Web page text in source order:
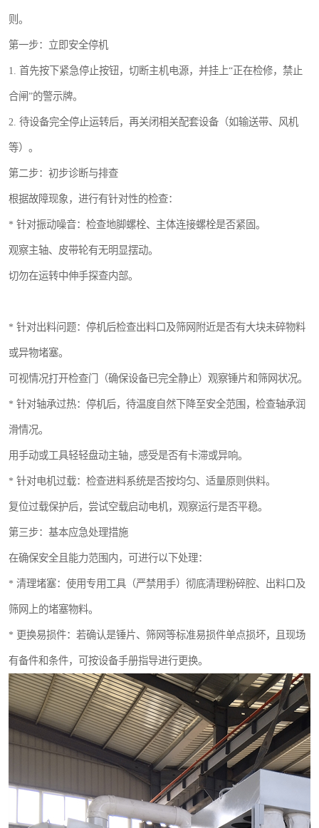
则。
第一步：立即安全停机
1. 首先按下紧急停止按钮，切断主机电源，并挂上“正在检修，禁止
合闸”的警示牌。
2. 待设备完全停止运转后，再关闭相关配套设备（如输送带、风机
等）。
第二步：初步诊断与排查
根据故障现象，进行有针对性的检查：
* 针对振动噪音：检查地脚螺栓、主体连接螺栓是否紧固。
观察主轴、皮带轮有无明显摆动。
切勿在运转中伸手探查内部。
* 针对出料问题：停机后检查出料口及筛网附近是否有大块未碎物料
或异物堵塞。
可视情况打开检查门（确保设备已完全静止）观察锤片和筛网状况。
* 针对轴承过热：停机后，待温度自然下降至安全范围，检查轴承润
滑情况。
用手动或工具轻轻盘动主轴，感受是否有卡滞或异响。
* 针对电机过载：检查进料系统是否按均匀、适量原则供料。
复位过载保护后，尝试空载启动电机，观察运行是否平稳。
第三步：基本应急处理措施
在确保安全且能力范围内，可进行以下处理：
* 清理堵塞：使用专用工具（严禁用手）彻底清理粉碎腔、出料口及
筛网上的堵塞物料。
* 更换易损件：若确认是锤片、筛网等标准易损件单点损坏，且现场
有备件和条件，可按设备手册指导进行更换。